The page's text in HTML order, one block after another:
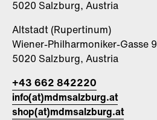
5020 Salzburg, Austria
Altstadt (Rupertinum)
Wiener-Philharmoniker-Gasse 9
5020 Salzburg, Austria
+43 662 842220
info(at)mdmsalzburg.at
shop(at)mdmsalzburg.at